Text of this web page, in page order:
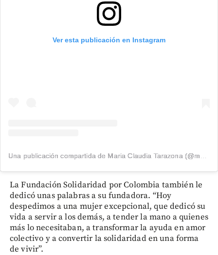
Ver esta publicación en Instagram
La Fundación Solidaridad por Colombia también le
dedicó unas palabras a su fundadora. “Hoy
despedimos a una mujer excepcional, que dedicó su
vida a servir a los demás, a tender la mano a quienes
más lo necesitaban, a transformar la ayuda en amor
colectivo y a convertir la solidaridad en una forma
de vivir”.